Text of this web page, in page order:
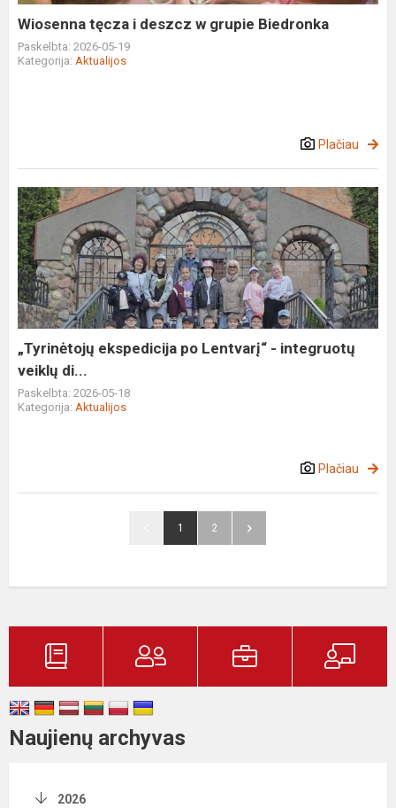
Wiosenna tęcza i deszcz w grupie Biedronka
Paskelbta: 2026-05-19
Kategorija: Aktualijos
Plačiau
„Tyrinėtojų
ekspedicija
po
Lentvarį“
-
integruotų
veiklų
di...
„Tyrinėtojų ekspedicija po Lentvarį“ - integruotų
veiklų di...
Paskelbta: 2026-05-18
Kategorija: Aktualijos
Plačiau
1 2
Naujienų archyvas
2026